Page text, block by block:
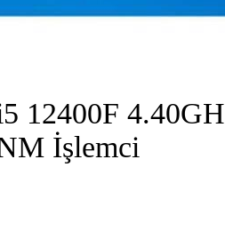
12400F
İşlemci